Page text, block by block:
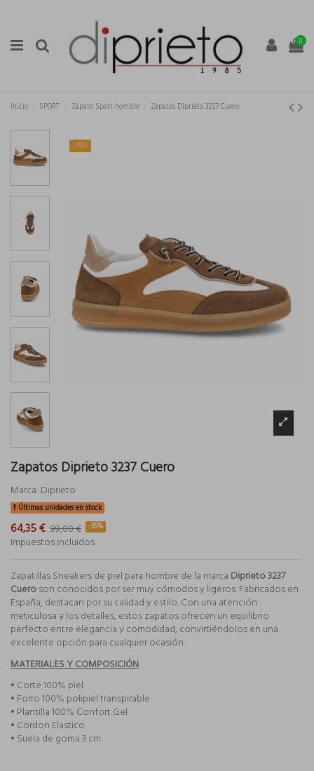
0
Inicio SPORT Zapato Sport hombre Zapatos Diprieto 3237 Cuero
-35%
Zapatos Diprieto 3237 Cuero
Marca: Diprieto
Últimas unidades en stock
64,35 € 99,00 € -35%
Impuestos incluidos
Zapatillas Sneakers de piel para hombre de la marca Diprieto 3237
Cueroson conocidos por ser muy cómodos y ligeros. Fabricados en
España, destacan por su calidad y estilo. Con una atención
meticulosa a los detalles, estos zapatos ofrecen un equilibrio
perfecto entre elegancia y comodidad, convirtiéndolos en una
excelente opción para cualquier ocasión.
MATERIALES Y COMPOSICIÓN
• Corte 100% piel
• Forro 100% polipiel transpirable
• Plantilla 100% Confort Gel
• Cordon Elastico
• Suela de goma 3 cm